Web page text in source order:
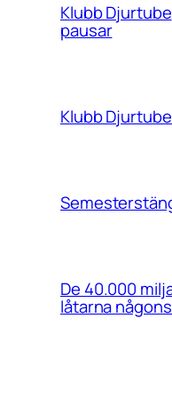
Klubb Djurtube
pausar
Klubb
De 40.000
låtarna